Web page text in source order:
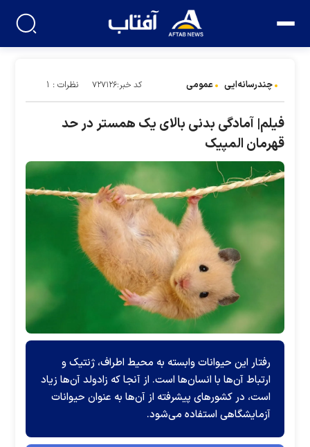
چندرسانه‌ایی عمومی کد خبر:۷۲۷۱۲۶ نظرات : ۱
فیلم| آمادگی بدنی بالای یک همستر در حد
قهرمان المپیک
رفتار این حیوانات وابسته به محیط اطراف، ژنتیک و
ارتباط آن‌ها با انسان‌ها است. از آنجا که زادولد آن‌ها زیاد
است، در کشور‌های پیشرفته از آن‌ها به عنوان حیوانات
آزمایشگاهی استفاده می‌شود.